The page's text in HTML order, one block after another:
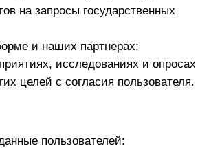
на запросы государственных
и наших партнерах;
исследованиях и опросах
целей с согласия пользователя.
пользователей: